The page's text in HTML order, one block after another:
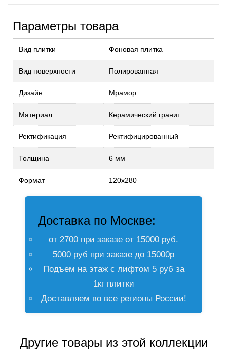
Параметры товара
Вид плитки Фоновая плитка
Вид поверхности Полированная
Дизайн Мрамор
Материал Керамический гранит
Ректификация Ректифицированный
Толщина 6 мм
Формат 120х280
Доставка по Москве:
от 2700 при заказе от 15000 руб.
5000 руб при заказе до 15000р
Подъем на этаж с лифтом 5 руб за
1кг плитки
Доставляем во все регионы России!
Другие товары из этой коллекции